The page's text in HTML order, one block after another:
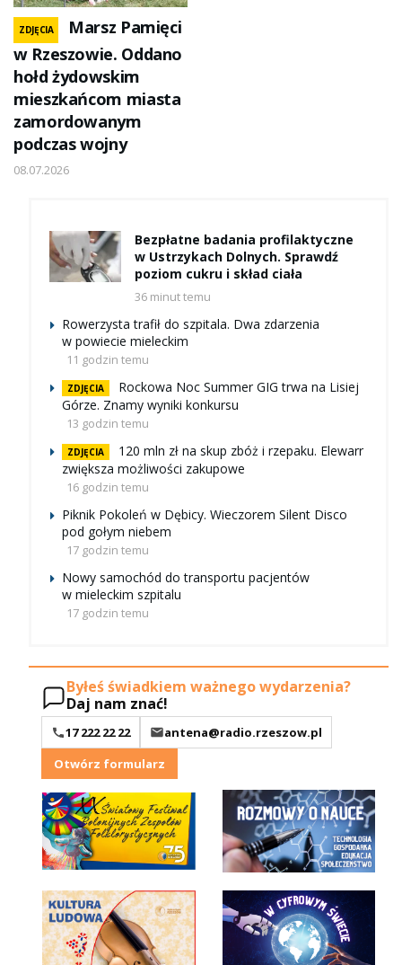
ZDJĘCIA
Marsz Pamięci
w Rzeszowie. Oddano
hołd żydowskim
mieszkańcom miasta
zamordowanym
podczas wojny
08.07.2026
Bezpłatne badania profilaktyczne
w Ustrzykach Dolnych. Sprawdź
poziom cukru i skład ciała
36 minut temu
Rowerzysta trafił do szpitala. Dwa zdarzenia
w powiecie mieleckim
11 godzin temu
ZDJĘCIA
Rockowa Noc Summer GIG trwa na Lisiej
Górze. Znamy wyniki konkursu
13 godzin temu
ZDJĘCIA
120 mln zł na skup zbóż i rzepaku. Elewarr
zwiększa możliwości zakupowe
16 godzin temu
Piknik Pokoleń w Dębicy. Wieczorem Silent Disco
pod gołym niebem
17 godzin temu
Nowy samochód do transportu pacjentów
w mieleckim szpitalu
17 godzin temu
Byłeś świadkiem ważnego wydarzenia?
Daj nam znać!
17 222 22 22
antena@radio.rzeszow.pl
Otwórz formularz